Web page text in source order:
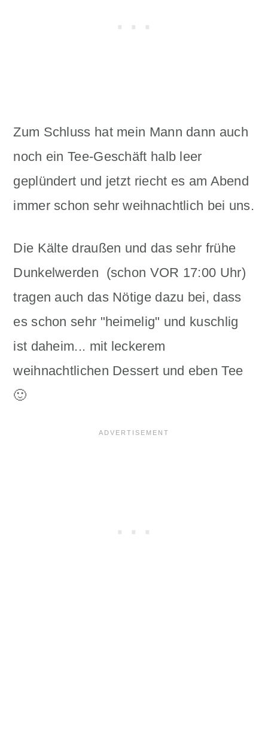
Zum Schluss hat mein Mann dann auch
noch ein Tee-Geschäft halb leer
geplündert und jetzt riecht es am Abend
immer schon sehr weihnachtlich bei uns.
Die Kälte draußen und das sehr frühe
Dunkelwerden (schon VOR 17:00 Uhr)
tragen auch das Nötige dazu bei, dass
es schon sehr "heimelig" und kuschlig
ist daheim... mit leckerem
weihnachtlichen Dessert und eben Tee
🙂